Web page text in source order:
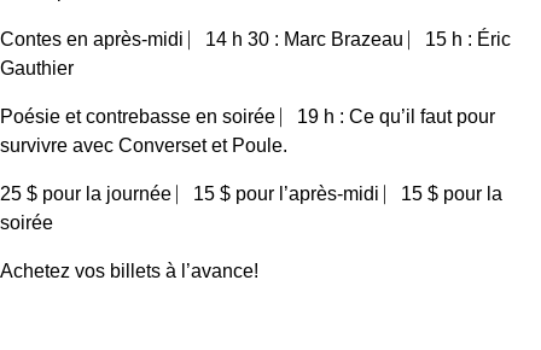
Contes en après-midi ⎸14 h 30 : Marc Brazeau ⎸15 h : Éric
Gauthier
Poésie et contrebasse en soirée ⎸19 h : Ce qu’il faut pour
survivre avec Converset et Poule.
25 $ pour la journée ⎸15 $ pour l’après-midi ⎸15 $ pour la
soirée
Achetez vos billets à l’avance!